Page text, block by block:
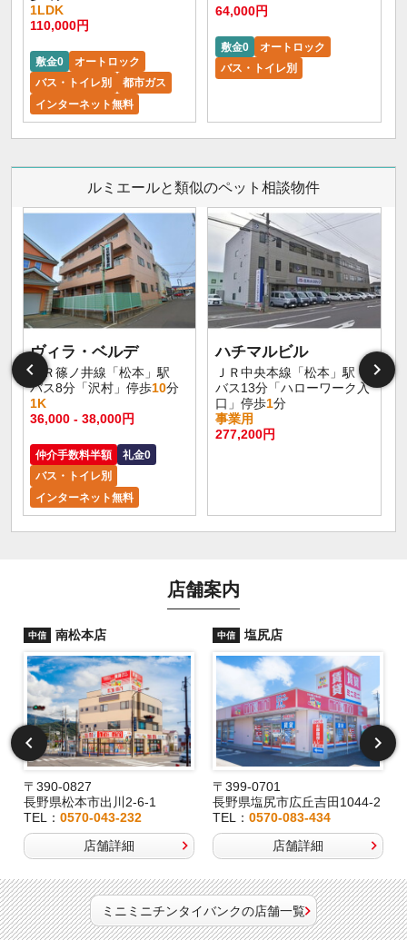
1LDK
110,000円
敷金0
オートロック
バス・トイレ別
都市ガス
インターネット無料
64,000円
敷金0
オートロック
バス・トイレ別
ルミエールと類似のペット相談物件
ヴィラ・ベルデ
ＪＲ篠ノ井線「松本」駅
バス8分「沢村」停歩10分
1K
36,000 - 38,000円
仲介手数料半額
礼金0
バス・トイレ別
インターネット無料
ハチマルビル
ＪＲ中央本線「松本」駅
バス13分「ハローワーク入
口」停歩1分
事業用
277,200円
店舗案内
中信 南松本店
〒390-0827
長野県松本市出川2-6-1
TEL：0570-043-232
店舗詳細
中信 塩尻店
〒399-0701
長野県塩尻市広丘吉田1044-2
TEL： 0570-083-434
店舗詳細
ミニミニチンタイバンクの店舗一覧